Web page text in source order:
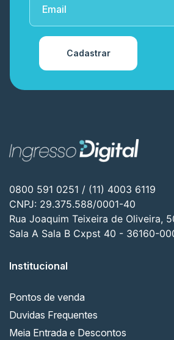
Cadastrar
0800 591 0251 / (11) 4003 6119
CNPJ: 29.375.588/0001-40
Rua Joaquim Teixeira de Oliveira,
Sala A Sala B Cxpst 40 - 36160-
Institucional
Pontos de venda
Duvidas Frequentes
Meia Entrada e Descontos